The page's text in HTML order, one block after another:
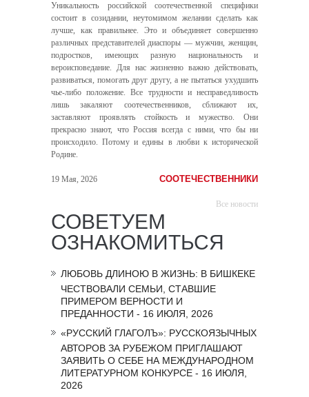
Уникальность российской соотечественной специфики
состоит в созидании, неутомимом желании сделать как
лучше, как правильнее. Это и объединяет совершенно
различных представителей диаспоры — мужчин, женщин,
подростков, имеющих разную национальность и
вероисповедание. Для нас жизненно важно действовать,
развиваться, помогать друг другу, а не пытаться ухудшить
чье-либо положение. Все трудности и несправедливость
лишь закаляют соотечественников, сближают их,
заставляют проявлять стойкость и мужество. Они
прекрасно знают, что Россия всегда с ними, что бы ни
происходило. Потому и едины в любви к исторической
Родине.
19 Мая, 2026 СООТЕЧЕСТВЕННИКИ
Все новости
СОВЕТУЕМ
ОЗНАКОМИТЬСЯ
ЛЮБОВЬ ДЛИНОЮ В ЖИЗНЬ: В БИШКЕКЕ
ЧЕСТВОВАЛИ СЕМЬИ, СТАВШИЕ
ПРИМЕРОМ ВЕРНОСТИ И
ПРЕДАННОСТИ - 16 ИЮЛЯ, 2026
«РУССКИЙ ГЛАГОЛЪ»: РУССКОЯЗЫЧНЫХ
АВТОРОВ ЗА РУБЕЖОМ ПРИГЛАШАЮТ
ЗАЯВИТЬ О СЕБЕ НА МЕЖДУНАРОДНОМ
ЛИТЕРАТУРНОМ КОНКУРСЕ - 16 ИЮЛЯ,
2026